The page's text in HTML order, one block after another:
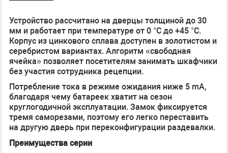
Устройство рассчитано на дверцы толщиной до 30
мм и работает при температуре от 0 °C до +45 °C.
Корпус из цинкового сплава доступен в золотистом и
серебристом вариантах. Алгоритм «свободная
ячейка» позволяет посетителям занимать шкафчики
без участия сотрудника рецепции.
Потребление тока в режиме ожидания ниже 5 mA,
благодаря чему батареек хватит на сезон
круглогодичной эксплуатации. Замок фиксируется
тремя саморезами, поэтому его легко переставить
на другую дверь при переконфигурации раздевалки.
Преимущества серии